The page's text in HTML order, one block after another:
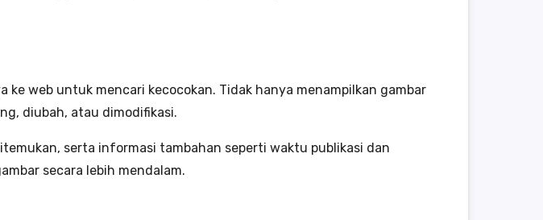
web untuk mencari kecocokan. Tidak hanya menampilkan gambar
diubah, atau dimodifikasi.
serta informasi tambahan seperti waktu publikasi dan
secara lebih mendalam.